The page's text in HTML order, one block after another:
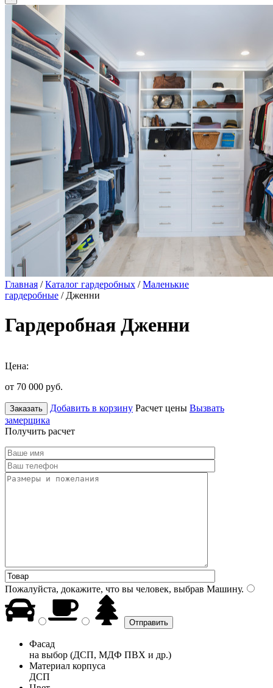
Главная /Каталог гардеробных /Маленькие
гардеробные / Дженни
Гардеробная Дженни
Цена:
от 70 000 руб.
Заказать Добавить в корзину Расчет цены Вызвать
замерщика
Получить расчет
Пожалуйста, докажите, что вы человек, выбрав Машину.
Фасад
на выбор (ДСП, МДФ ПВХ и др.)
Материал корпуса
ДСП